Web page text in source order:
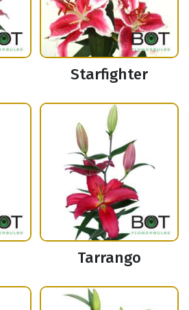
Starfighter
Tarrango